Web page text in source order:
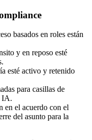
basados en roles están
y en reposo esté
esté activo y retenido
para casillas de
IA.
en el acuerdo con el
del asunto para la